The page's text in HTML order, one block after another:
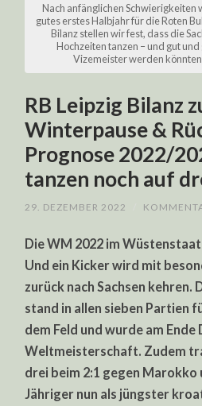
Nach anfänglichen Schwierigkeiten
gutes erstes Halbjahr für die Roten
Bilanz stellen wir fest, dass die
Hochzeiten tanzen – und gut
Vizemeister werden
RB Leipzig Bilanz
Winterpause &
Prognose 2022/
tanzen noch auf
29. DEZEMBER 2022
Die WM 2022 im
Und ein Kicker wird mit
zurück nach Sachsen kehren.
stand in allen sieben Partien
dem Feld und wurde am
Weltmeisterschaft. Zudem
drei beim 2:1 gegen Marokko
Jähriger nun als jüngster